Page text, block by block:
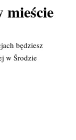
będziesz
w Środzie